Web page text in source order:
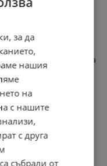
на кошовете
на гръбчето в коша
се постави на
кош в двете
за да
нашия
на
с нашите
с друга
събрали от